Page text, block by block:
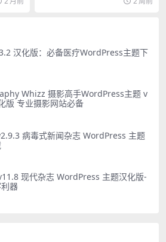
汉化版：必备医疗WordPress主题下
Whizz 摄影高手WordPress主题 v
版 专业摄影网站必备
病毒式新闻杂志 WordPress 主题
现代杂志 WordPress 主题汉化版-
器